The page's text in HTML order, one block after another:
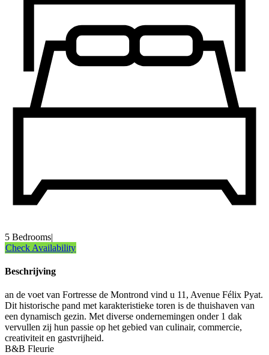
5 Bedrooms|
Check Availability
Beschrijving
an de voet van Fortresse de Montrond vind u 11, Avenue Félix Pyat.
Dit historische pand met karakteristieke toren is de thuishaven van
een dynamisch gezin. Met diverse ondernemingen onder 1 dak
vervullen zij hun passie op het gebied van culinair, commercie,
creativiteit en gastvrijheid.
B&B Fleurie